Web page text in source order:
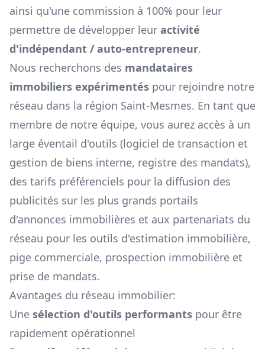
ainsi qu'une commission à 100% pour leur
permettre de développer leur activité
d'indépendant / auto-entrepreneur.
Nous recherchons des mandataires
immobiliers expérimentés pour rejoindre notre
réseau dans la région Saint-Mesmes. En tant que
membre de notre équipe, vous aurez accès à un
large éventail d'outils (logiciel de transaction et
gestion de biens interne, registre des mandats),
des tarifs préférenciels pour la diffusion des
publicités sur les plus grands portails
d'annonces immobilières et aux partenariats du
réseau pour les outils d'estimation immobilière,
pige commerciale, prospection immobilière et
prise de mandats.
Avantages du réseau immobilier:
Une sélection d'outils performants pour être
rapidement opérationnel